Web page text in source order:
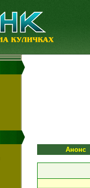
Анонс